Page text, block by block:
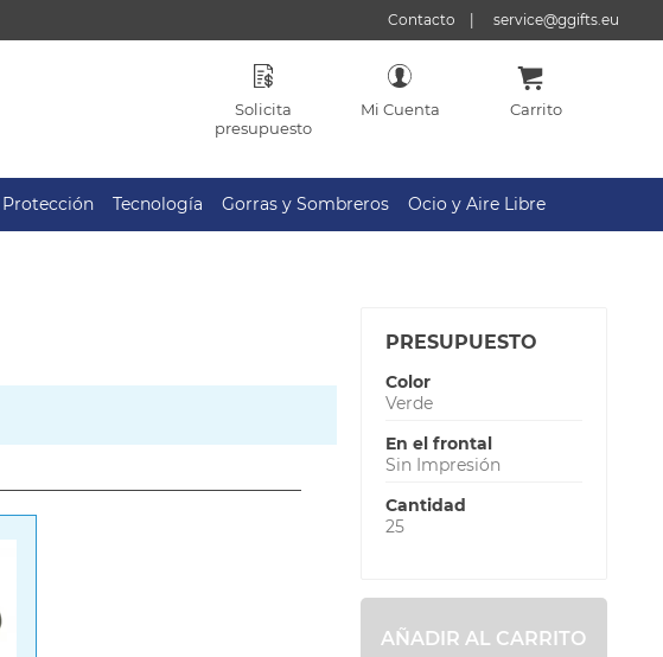
Contacto service@ggifts.eu
Solicita
presupuesto
Mi Cuenta Carrito
Protección Tecnología Gorras y Sombreros Ocio y Aire Libre
PRESUPUESTO
Color
Verde
En el frontal
Sin Impresión
Cantidad
25
AÑADIR AL CARRITO